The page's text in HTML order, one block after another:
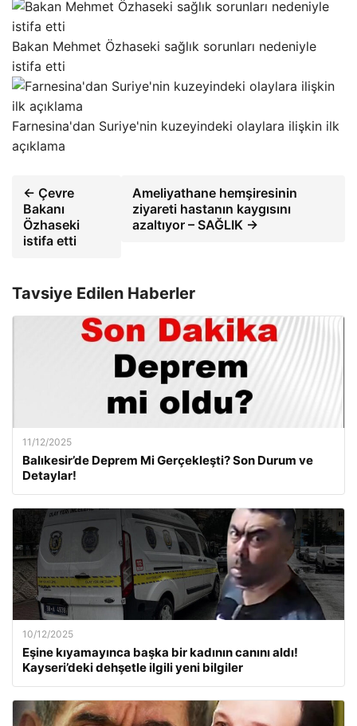
Bakan Mehmet Özhaseki sağlık sorunları nedeniyle
istifa etti
Farnesina'dan Suriye'nin kuzeyindeki olaylara ilişkin ilk
açıklama
← Çevre
Bakanı
Özhaseki
istifa etti
Ameliyathane hemşiresinin
ziyareti hastanın kaygısını
azaltıyor – SAĞLIK →
Tavsiye Edilen Haberler
11/12/2025
Balıkesir’de Deprem Mi Gerçekleşti? Son Durum ve
Detaylar!
10/12/2025
Eşine kıyamayınca başka bir kadının canını aldı!
Kayseri’deki dehşetle ilgili yeni bilgiler